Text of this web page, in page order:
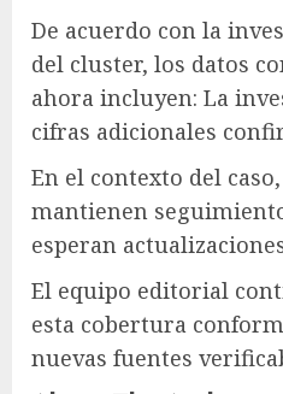
De acuerdo con la
del cluster, los datos
ahora incluyen: La
cifras adicionales
En el contexto del
mantienen
esperan
El equipo editorial
esta cobertura
nuevas fuentes